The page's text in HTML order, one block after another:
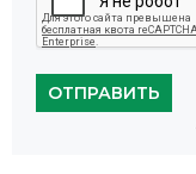
ОТПРАВИТЬ